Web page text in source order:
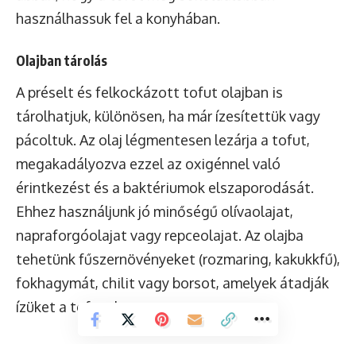
használhassuk fel a konyhában.
Olajban tárolás
A préselt és felkockázott tofut olajban is
tárolhatjuk, különösen, ha már ízesítettük vagy
pácoltuk. Az olaj légmentesen lezárja a tofut,
megakadályozva ezzel az oxigénnel való
érintkezést és a baktériumok elszaporodását.
Ehhez használjunk jó minőségű olívaolajat,
napraforgóolajat vagy repceolajat. Az olajba
tehetünk fűszernövényeket (rozmaring, kakukkfű),
fokhagymát, chilit vagy borsot, amelyek átadják
ízüket a tofunak.